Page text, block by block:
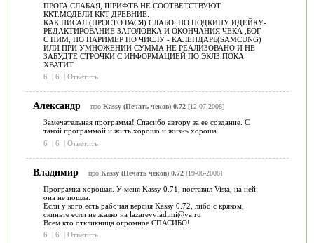
ПРОГА СЛАБАЯ, ШРИФТВ НЕ СООТВЕТСТВУЮТ
ККТ.МОДЕЛИ ККТ ДРЕВНИЕ.
КАК ПИСАЛ (ПРОСТО ВАСЯ) СЛАБО ,НО ПОДКИНУ ИДЕЙКУ-
РЕДАКТИРОВАНИЕ ЗАГОЛОВКА И ОКОНЧАНИЯ ЧЕКА ,БОГ
С НИМ, НО НАРИМЕР ПО ЧИСЛУ - КАЛЕНДАРЬ(SAMCUNG)
ИЛИ ПРИ УМНОЖЕНИИ СУММА НЕ РЕАЛИЗОВАНО И НЕ
ЗАБУДТЕ СТРОЧКИ С ИНФОРМАЦИЕЙ ПО ЭКЛЗ.ПОКА
ХВАТИТ
6
| 6 | Ответить
Александр про Kassy (Печать чеков) 0.72[12-07-2008]
Замечательная программа! Спасибо автору за ее создание. С
такой программой и жить хорошо и жизнь хороша.
6
| 6 | Ответить
Владимир про Kassy (Печать чеков) 0.72[19-06-2008]
Програмка хорошая. У меня Kassy 0.71, поставил Vista, на ней
она не пошла.
Если у кого есть рабочая версия Kassy 0.72, либо с кряком,
скиньте если не жалко на lazarevvladimi@ya.ru
Всем кто откликница огромное СПАСИБО!
6
| 6 | Ответить